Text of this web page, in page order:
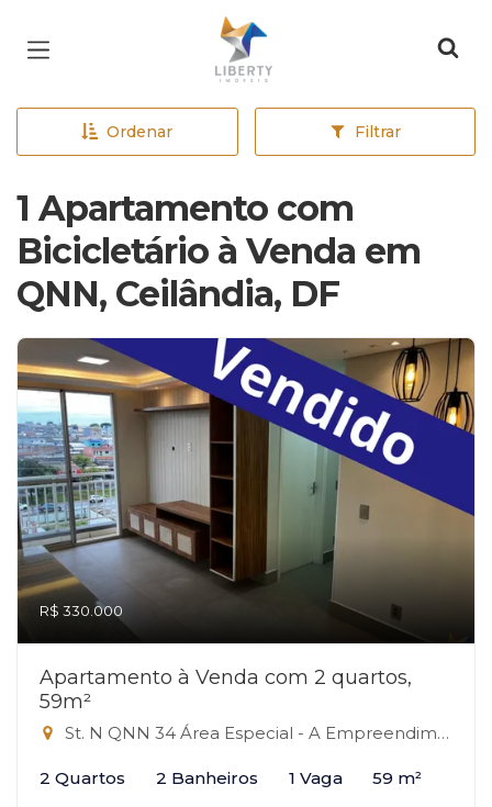
Página inicial
Ordenar Filtrar
1 Apartamento com
Bicicletário à Venda em
QNN, Ceilândia, DF
R$ 330.000
Apartamento à Venda com 2 quartos,
59m²
St. N QNN 34 Área Especial - A Empreendimento, 34 - QNN, Ceilândia-DF
2 Quartos 2 Banheiros 1 Vaga 59 m²